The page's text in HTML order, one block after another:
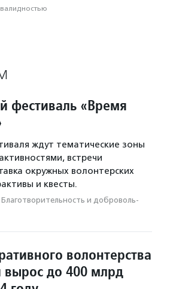
фестиваль «Время
ждут тематические зоны
встречи
окружных волонтерских
и квесты.
Благотвори­тель­ность и доброволь­
волонтерства
вырос до 400 млрд